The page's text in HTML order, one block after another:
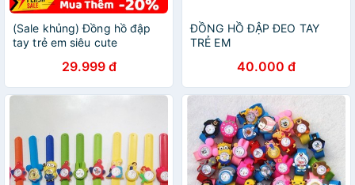
(Sale khủng) Đồng hồ đập
tay trẻ em siêu cute
29.999 đ
ĐỒNG HỒ ĐẬP ĐEO TAY
TRẺ EM
40.000 đ